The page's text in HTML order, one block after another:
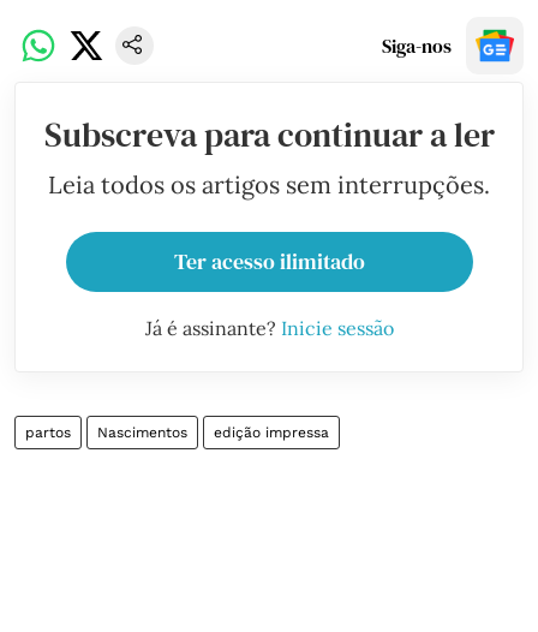
Siga-nos
Subscreva para continuar a ler
Leia todos os artigos sem interrupções.
Ter acesso ilimitado
Já é assinante? Inicie sessão
partos Nascimentos edição impressa